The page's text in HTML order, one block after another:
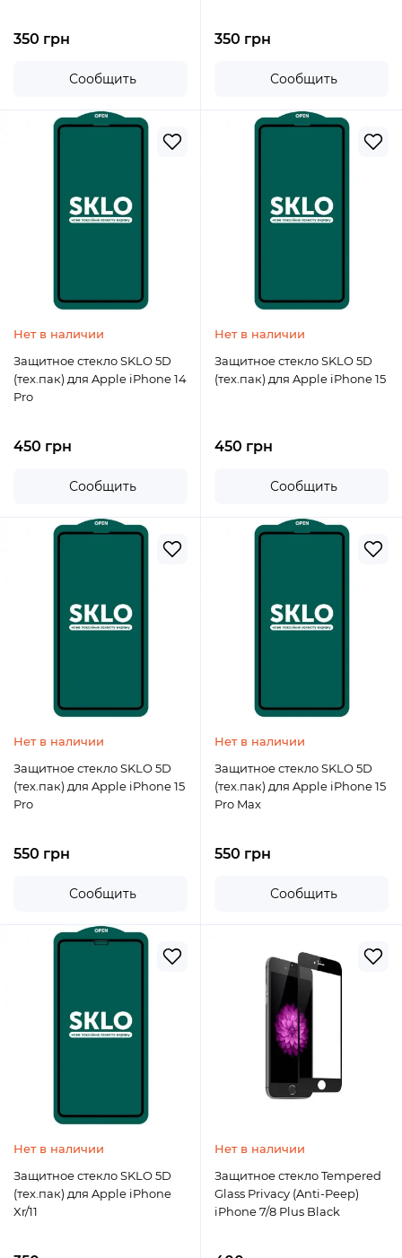
350 грн
Сообщить
350 грн
Сообщить
Нет в наличии
Защитное стекло SKLO 5D
(тех.пак) для Apple iPhone 14
Pro
450 грн
Сообщить
Нет в наличии
Защитное стекло SKLO 5D
(тех.пак) для Apple iPhone 15
450 грн
Сообщить
Нет в наличии
Защитное стекло SKLO 5D
(тех.пак) для Apple iPhone 15
Pro
550 грн
Сообщить
Нет в наличии
Защитное стекло SKLO 5D
(тех.пак) для Apple iPhone 15
Pro Max
550 грн
Сообщить
Нет в наличии
Защитное стекло SKLO 5D
(тех.пак) для Apple iPhone
Xr/11
Нет в наличии
Защитное стекло Tempered
Glass Privacy (Anti-Peep)
iPhone 7/8 Plus Black